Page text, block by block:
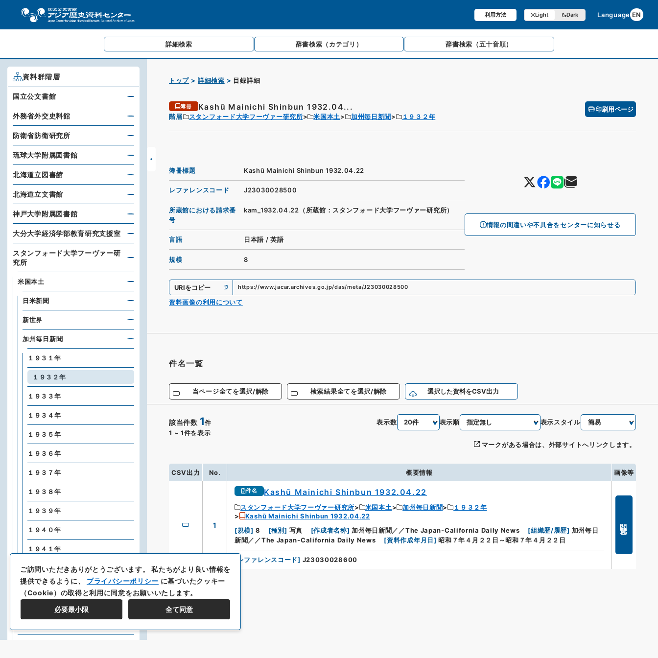
利用方法 Light Dark Language EN
詳細検索 辞書検索 （カテゴリ） 辞書検索 （五十音順）
トップ 詳細検索 目録詳細
簿冊 Kashū Mainichi Shinbun 1932.04...
階層 スタンフォード大学フーヴァー研究所 米国本土 加州毎日新聞 １９３２年
印刷用ページ
情報の間違いや不具合をセンターに知らせる
簿冊標題 Kashū Mainichi Shinbun 1932.04.22
レファレンスコード J23030028500
所蔵館における請求番
号
kam_1932.04.22（所蔵館：スタンフォード大学フーヴァー研究所）
言語 日本語 / 英語
規模 8
URIをコピー https://www.jacar.archives.go.jp/das/meta/J23030028500
資料画像の利用について
件名一覧
当ページ全てを選択/解除 検索結果全てを選択/解除 選択した資料をCSV出力
該当件数 1件
1 ~ 1件を表示
表示数 表示順 表示スタイル
マークがある場合は、外部サイトへリンクします。
CSV出力 No. 概要情報 画像等
1
件名 Kashū Mainichi Shinbun 1932.04.22
スタンフォード大学フーヴァー研究所 米国本土 加州毎日新聞
１９３２年
Kashū Mainichi Shinbun 1932.04.22
[規模] 8 [種別] 写真 [作成者名称] 加州毎日新聞／／The Japan-California Daily News [組織歴/履歴] 加州毎日
新聞／／The Japan-California Daily News
[資料作成年月日] 昭和７年４月２２日～昭和７年４月２２日
レファレンスコード] J23030028600
資料群階層
国立公文書館
外務省外交史料館
防衛省防衛研究所
琉球大学附属図書館
北海道立図書館
北海道立文書館
神戸大学附属図書館
大分大学経済学部教育研究支援室
スタンフォード大学フーヴァー研
究所
米国本土
日米新聞
新世界
加州毎日新聞
１９３１年
１９３２年
１９３３年
１９３４年
１９３５年
１９３６年
１９３７年
１９３８年
１９３９年
１９４０年
１９４１年
１９４２年
紐育新報
ご訪問いただきありがとうございます。私たちがより良い情報を
提供できるように、 プライバシーポリシー に基づいたクッキー
（Cookie）の取得と利用に同意をお願いいたします。
必要最小限 全て同意